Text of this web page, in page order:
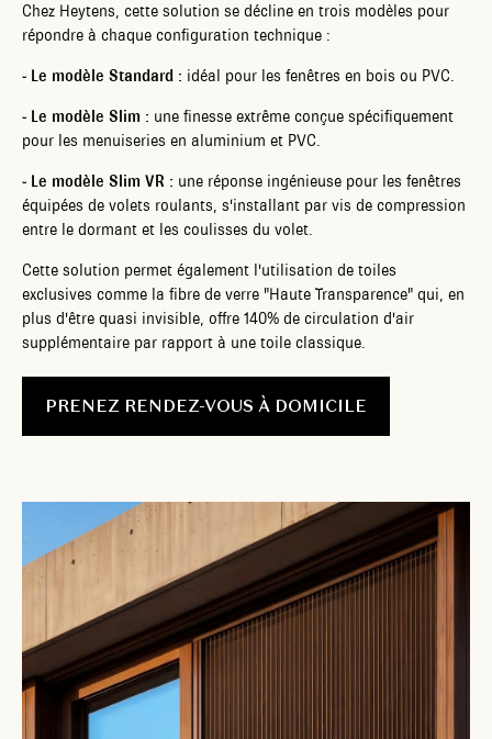
Chez Heytens, cette solution se décline en trois modèles pour
répondre à chaque configuration technique :
- Le modèle Standard : idéal pour les fenêtres en bois ou PVC.
- Le modèle Slim : une finesse extrême conçue spécifiquement
pour les menuiseries en aluminium et PVC.
- Le modèle Slim VR : une réponse ingénieuse pour les fenêtres
équipées de volets roulants, s'installant par vis de compression
entre le dormant et les coulisses du volet.
Cette solution permet également l'utilisation de toiles
exclusives comme la fibre de verre "Haute Transparence" qui, en
plus d'être quasi invisible, offre 140% de circulation d'air
supplémentaire par rapport à une toile classique.
PRENEZ RENDEZ-VOUS À DOMICILE